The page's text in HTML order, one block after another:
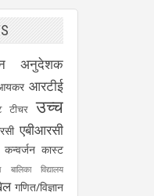
अनुदेशक
आरटीई
टीचर उच्च
एबीआरसी
कन्वर्जन कास्ट
बालिका विद्यालय
गणित/विज्ञान